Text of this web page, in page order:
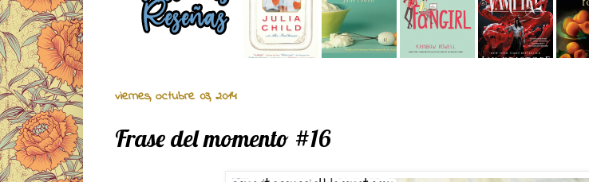
viernes, octubre 03, 2014
Frase del momento #16